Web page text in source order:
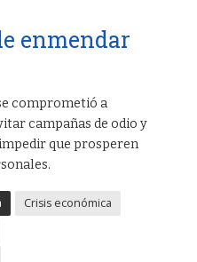
enmendar
comprometió a
campañas de odio y
que prosperen
Crisis económica